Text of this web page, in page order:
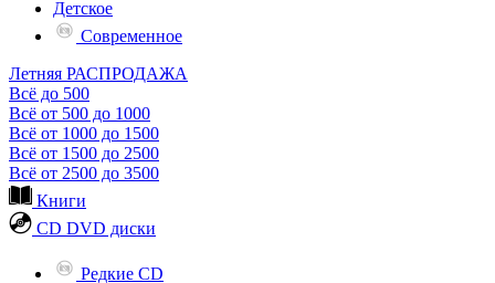
Детское
Современное
Летняя РАСПРОДАЖА
Всё до 500
Всё от 500 до 1000
Всё от 1000 до 1500
Всё от 1500 до 2500
Всё от 2500 до 3500
Книги
CD DVD диски
Редкие CD